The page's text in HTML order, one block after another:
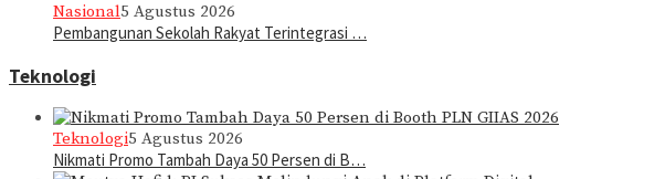
Nasional5 Agustus 2026
Pembangunan Sekolah Rakyat Terintegrasi …
Teknologi
Teknologi5 Agustus 2026
Nikmati Promo Tambah Daya 50 Persen di B…